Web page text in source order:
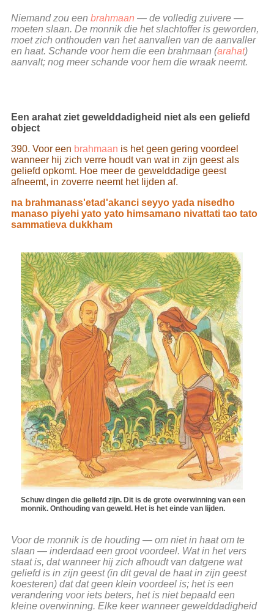
Niemand zou een brahmaan — de volledig zuivere —
moeten slaan. De monnik die het slachtoffer is geworden,
moet zich onthouden van het aanvallen van de aanvaller
en haat. Schande voor hem die een brahmaan (arahat)
aanvalt; nog meer schande voor hem die wraak neemt.
Een arahat ziet gewelddadigheid niet als een geliefd
object
390. Voor een brahmaan is het geen gering voordeel
wanneer hij zich verre houdt van wat in zijn geest als
geliefd opkomt. Hoe meer de gewelddadige geest
afneemt, in zoverre neemt het lijden af.
na brahmanass'etad'akanci seyyo yada nisedho
manaso piyehi yato yato himsamano nivattati tao tato
sammatieva dukkham
Schuw dingen die geliefd zijn. Dit is de grote overwinning van een
monnik. Onthouding van geweld. Het is het einde van lijden.
Voor de monnik is de houding — om niet in haat om te
slaan — inderdaad een groot voordeel. Wat in het vers
staat is, dat wanneer hij zich afhoudt van datgene wat
geliefd is in zijn geest (in dit geval de haat in zijn geest
koesteren) dat dat geen klein voordeel is; het is een
verandering voor iets beters, het is niet bepaald een
kleine overwinning. Elke keer wanneer gewelddadigheid